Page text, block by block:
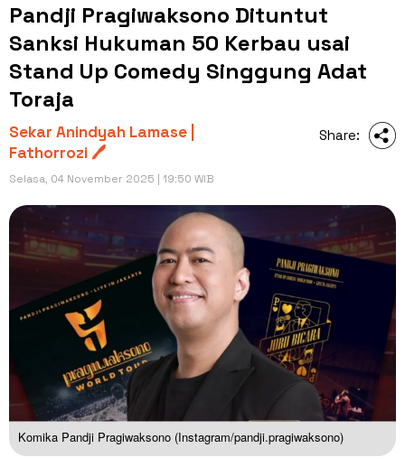
Pandji Pragiwaksono Dituntut
Sanksi Hukuman 50 Kerbau usai
Stand Up Comedy Singgung Adat
Toraja
Sekar Anindyah Lamase |
Fathorrozi 🖊️
Selasa, 04 November 2025 | 19:50 WIB
Share:
Komika Pandji Pragiwaksono (Instagram/pandji.pragiwaksono)